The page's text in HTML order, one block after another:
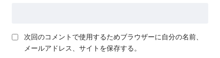
次回のコメントで使用するためブラウザーに自分の名前、
メールアドレス、サイトを保存する。